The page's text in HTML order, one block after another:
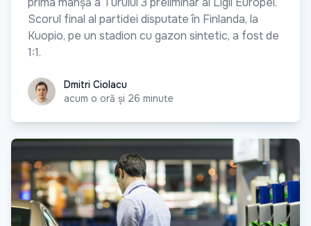
Scorul final al partidei disputate în Finlanda, la
Kuopio, pe un stadion cu gazon sintetic, a fost de
1:1.
Dmitri Ciolacu
Dmitri Ciolacu
acum o oră și 26 minute